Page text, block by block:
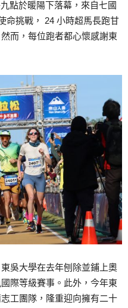
點於暖陽下落幕，來自七國
命挑戰， 24 小時超馬長跑甘
而，每位跑者都心懷感謝東
吳大學在去年刨除並鋪上奧
際等級賽事。此外，今年東
工團隊，隆重迎向擁有二十